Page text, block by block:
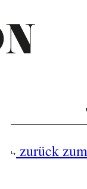
zurück